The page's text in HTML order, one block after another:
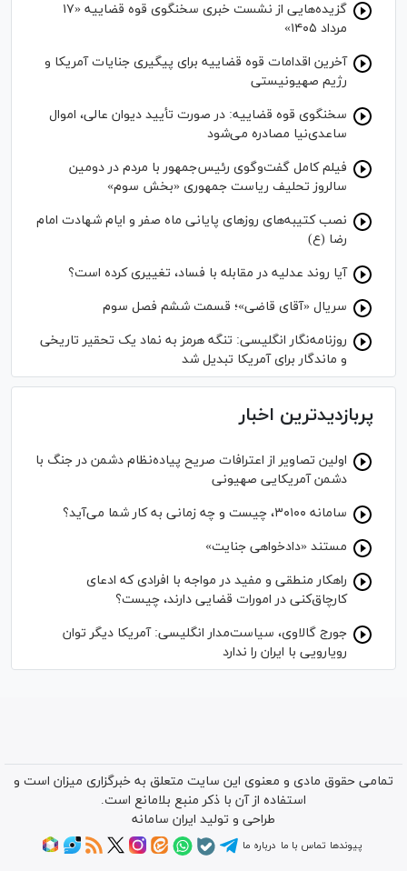
گزیده‌هایی از نشست خبری سخنگوی قوه قضاییه «۱۷
مرداد ۱۴۰۵»
آخرین اقدامات قوه قضاییه برای پیگیری جنایات آمریکا و
رژیم صهیونیستی
سخنگوی قوه قضاییه: در صورت تأیید دیوان عالی، اموال
ساعدی‌نیا مصادره می‌شود
فیلم کامل گفت‌وگوی رئیس‌جمهور با مردم در دومین
سالروز تحلیف ریاست جمهوری «بخش سوم»
نصب کتیبه‌های روز‌های پایانی ماه صفر و ایام شهادت امام
رضا (ع)
آیا روند عدلیه در مقابله با فساد، تغییری کرده است؟
سریال «آقای قاضی»؛ قسمت ششم فصل سوم
روزنامه‌نگار انگلیسی: تنگه هرمز به نماد یک تحقیر تاریخی
و ماندگار برای آمریکا تبدیل شد
پربازدیدترین اخبار
اولین تصاویر از اعترافات صریح پیاده‌نظام‌ دشمن در جنگ با
دشمن آمریکایی صهیونی
سامانه ۳۰۱۰۰، چیست و چه زمانی به کار شما می‌آید؟
مستند «دادخواهی جنایت»
راهکار منطقی و مفید در مواجه با افرادی که ادعای
کارچاق‌کنی در امورات قضایی دارند، چیست؟
جورج گالاوی، سیاست‌مدار انگلیسی: آمریکا دیگر توان
رویارویی با ایران را ندارد
تمامی حقوق مادی و معنوی این سایت متعلق به خبرگزاری میزان است و
استفاده از آن با ذکر منبع بلامانع است.
طراحی و تولید ایران سامانه
پیوندها تماس با ما درباره ما